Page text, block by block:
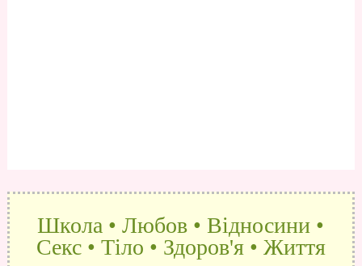
Школа • Любов • Відносини •
Секс • Тіло • Здоров'я • Життя